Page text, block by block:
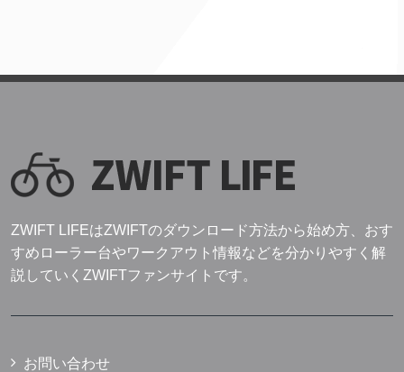
ZWIFT LIFEはZWIFTのダウンロード方法から始め方、おす
すめローラー台やワークアウト情報などを分かりやすく解
説していくZWIFTファンサイトです。
お問い合わせ